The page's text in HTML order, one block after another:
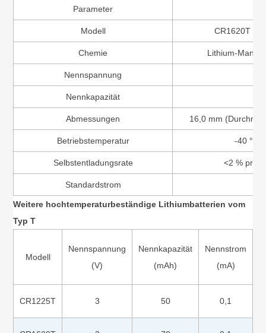
Parameter
Modell CR1620T
Chemie Lithium-
Nennspannung
Nennkapazität
Abmessungen 16,0 mm
Betriebstemperatur -40 °C
Selbstentladungsrate <2 % pro
Standardstrom
Weitere hochtemperaturbeständige Lithiumbatterien vom
Typ T
Modell
Nennspannung
(V)
Nennkapazität
(mAh)
Nennstrom
(mA)
CR1225T 3 50 0,1